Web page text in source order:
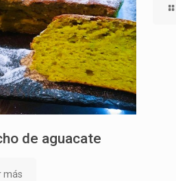
de aguacate
más